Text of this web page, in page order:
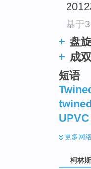
基于
盘
成
短语
更多网
柯林